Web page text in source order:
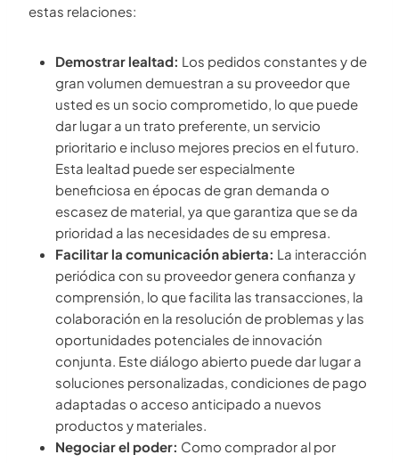
estas relaciones:
Demostrar lealtad: Los pedidos constantes y de
gran volumen demuestran a su proveedor que
usted es un socio comprometido, lo que puede
dar lugar a un trato preferente, un servicio
prioritario e incluso mejores precios en el futuro.
Esta lealtad puede ser especialmente
beneficiosa en épocas de gran demanda o
escasez de material, ya que garantiza que se da
prioridad a las necesidades de su empresa.
Facilitar la comunicación abierta: La interacción
periódica con su proveedor genera confianza y
comprensión, lo que facilita las transacciones, la
colaboración en la resolución de problemas y las
oportunidades potenciales de innovación
conjunta. Este diálogo abierto puede dar lugar a
soluciones personalizadas, condiciones de pago
adaptadas o acceso anticipado a nuevos
productos y materiales.
Negociar el poder: Como comprador al por